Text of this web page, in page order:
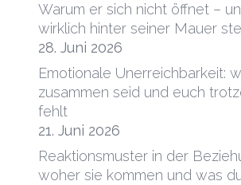
Warum er sich nicht öffnet –
wirklich hinter seiner Mauer
28. Juni 2026
Emotionale Unerreichbarkeit:
zusammen seid und euch
fehlt
21. Juni 2026
Reaktionsmuster in der
woher sie kommen und was